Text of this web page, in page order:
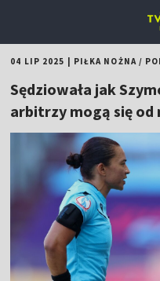
04 LIP 2025 PIŁKA NOŻNA/
Sędziowała jak
arbitrzy mogą się od